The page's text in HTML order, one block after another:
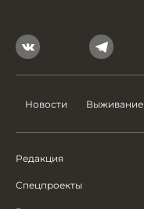
Новости Выживание
Редакция
Спецпроекты